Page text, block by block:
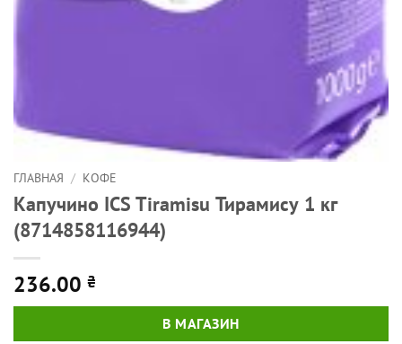
ГЛАВНАЯ / КОФЕ
Капучино ICS Tiramisu Тирамису 1 кг
(8714858116944)
236.00 ₴
В МАГАЗИН